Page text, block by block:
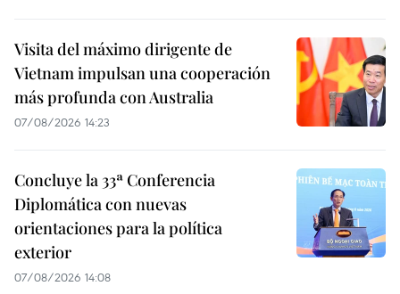
Visita del máximo dirigente de
Vietnam impulsan una cooperación
más profunda con Australia
07/08/2026 14:23
Concluye la 33ª Conferencia
Diplomática con nuevas
orientaciones para la política
exterior
07/08/2026 14:08